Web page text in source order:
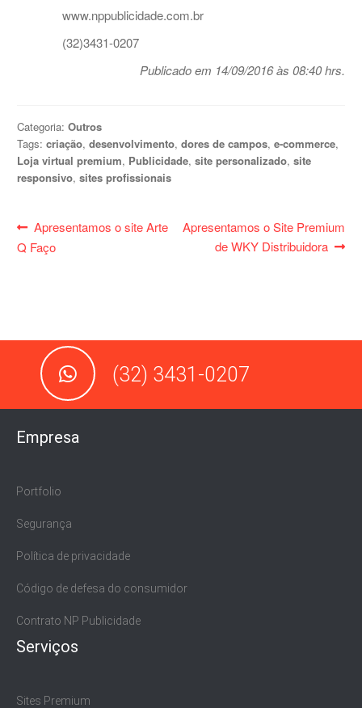
www.nppublicidade.com.br
(32)3431-0207
Publicado em 14/09/2016 às 08:40 hrs.
Categoria:Outros
Tags:criação,desenvolvimento,dores de campos,e-commerce,
Loja virtual premium, Publicidade,site personalizado,site
responsivo,sites profissionais
Navegação
Post
Post
anterior:
Apresentamos o site Arte
Q Faço
Próximo
Apresentamos o Site Premium
de WKY Distribuidora
(32) 3431-0207
Empresa
Portfolio
Segurança
Política de privacidade
Código de defesa do consumidor
Contrato NP Publicidade
Serviços
Sites Premium